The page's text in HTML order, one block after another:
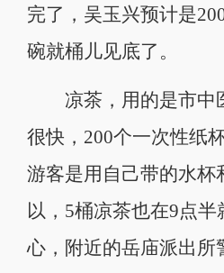
完了，吴玉兴预计是
碗就桶儿见底了。
凉茶，用的是市中医
很快，200个一次性纸
游客是用自己带的水杯
以，5桶凉茶也在9点半
心，附近的岳庙派出所